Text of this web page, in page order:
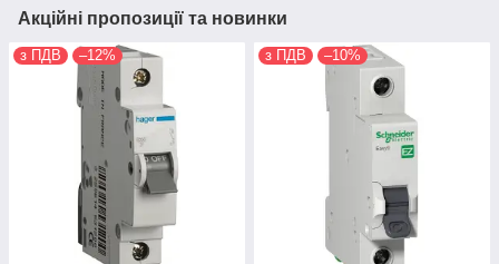
Акційні пропозиції та новинки
з ПДВ –12% з ПДВ –10%